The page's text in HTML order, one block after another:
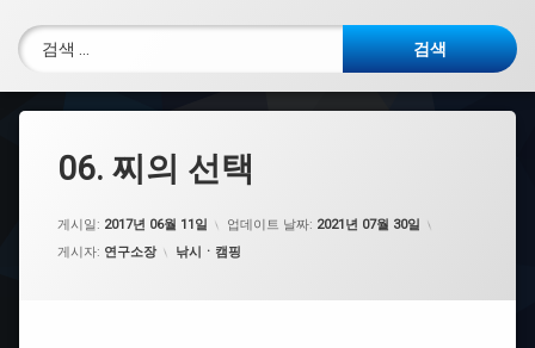
06. 찌의 선택
게시일: 2017년 06월 11일 업데이트 날짜: 2021년 07월 30일
게시자: 연구소장 카테고리:
낚시ㆍ캠핑